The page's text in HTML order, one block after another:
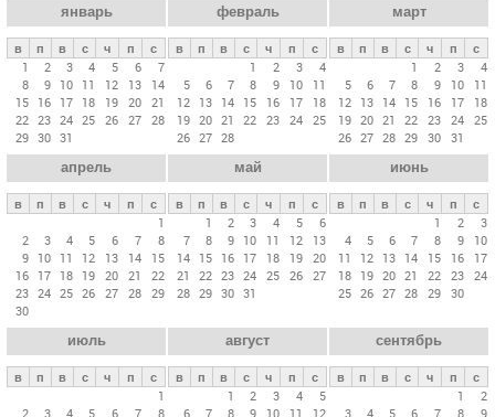
е
в
л
а
к
январь
в п в с ч п
с
1
2 3 4 5 6
7
8
9 10 11 12 13
14
15 16 17 18 19 20 21
22 23 24 25 26 27 28
29 30 31
февраль
в п в с ч п
с
1
2 3
4
5
6 7 8 9 10
11
12 13 14 15 16 17
18
19 20 21 22 23 24 25
26 27 28
март
в п в с ч п
с
1
2 3
4
5
6 7 8 9 10
11
12 13 14 15 16 17
18
19 20 21 22 23 24 25
26 27 28 29 30 31
апрель
в п в с ч п
с
1
2
3 4 5 6 7
8
9 10 11 12 13 14
15
16 17 18 19 20 21
22
23 24 25 26 27 28 29
30
май
в п в с ч п
с
1
2 3 4 5
6
7
8 9 10 11 12
13
14 15 16 17 18 19 20
21
22 23 24 25 26 27
28 29 30 31
июнь
в п в с ч п
с
1
2
3
4
5 6 7 8 9
10
11
12 13 14 15 16
17
18 19 20 21 22 23 24
25 26 27 28 29 30
июль
в п в с ч п
с
1
2
3 4 5 6 7 8
август
в п в с ч п
с
1
2 3 4
5
6
7 8 9 10 11 12
сентябрь
в п в с ч п
с
1
2
3
4 5 6 7 8 9